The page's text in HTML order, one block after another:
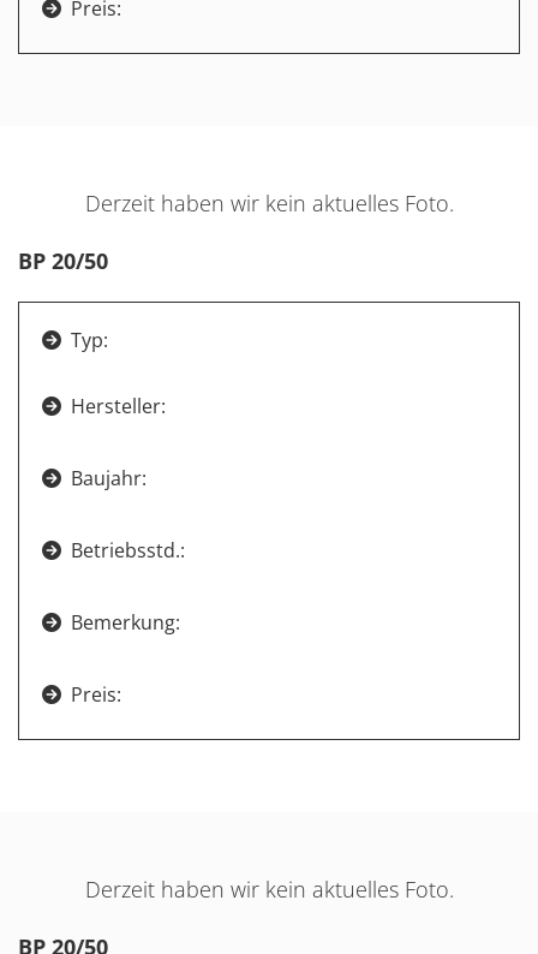
 Preis:
Derzeit haben wir kein aktuelles Foto.
BP 20/50
 Typ:
 Hersteller:
 Baujahr:
 Betriebsstd.:
 Bemerkung:
 Preis:
Derzeit haben wir kein aktuelles Foto.
BP 20/50